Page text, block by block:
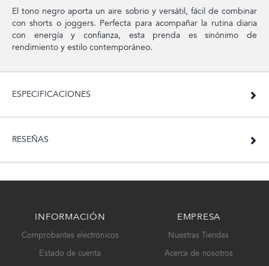
El tono negro aporta un aire sobrio y versátil, fácil de combinar
con shorts o joggers. Perfecta para acompañar la rutina diaria
con energía y confianza, esta prenda es sinónimo de
rendimiento y estilo contemporáneo.
ESPECIFICACIONES
RESEÑAS
INFORMACIÓN
Comprobantes electrónicos
Estado de cuenta
EMPRESA
Nuestras Tiendas
Acerca de nosotros